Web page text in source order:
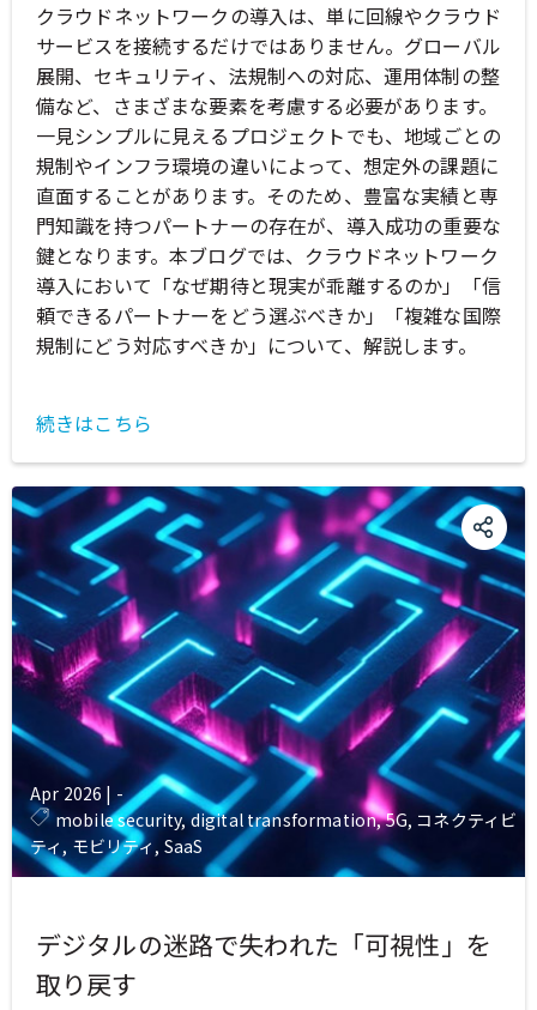
クラウドネットワークの導入は、単に回線やクラウド
サービスを接続するだけではありません。グローバル
展開、セキュリティ、法規制への対応、運用体制の整
備など、さまざまな要素を考慮する必要があります。
一見シンプルに見えるプロジェクトでも、地域ごとの
規制やインフラ環境の違いによって、想定外の課題に
直面することがあります。そのため、豊富な実績と専
門知識を持つパートナーの存在が、導入成功の重要な
鍵となります。本ブログでは、クラウドネットワーク
導入において「なぜ期待と現実が乖離するのか」「信
頼できるパートナーをどう選ぶべきか」「複雑な国際
規制にどう対応すべきか」について、解説します。
続きはこちら
Apr 2026 | -
mobile security, digital transformation, 5G, コネクティビ
ティ, モビリティ, SaaS
デジタルの迷路で失われた「可視性」を
取り戻す